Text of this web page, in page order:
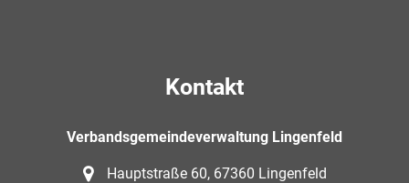
Kontakt
Verbandsgemeindeverwaltung Lingenfeld
Hauptstraße 60, 67360 Lingenfeld